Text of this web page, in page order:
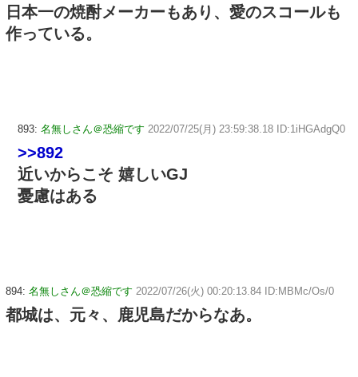
日本一の焼酎メーカーもあり、愛のスコールも
作っている。
893: 名無しさん＠恐縮です 2022/07/25(月) 23:59:38.18 ID:1iHGAdgQ0
>>892
近いからこそ 嬉しいGJ
憂慮はある
894: 名無しさん＠恐縮です 2022/07/26(火) 00:20:13.84 ID:MBMc/Os/0
都城は、元々、鹿児島だからなあ。